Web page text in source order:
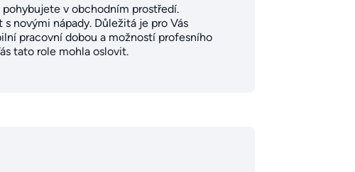
v obchodním prostředí.
novými nápady. Důležitá je pro Vás
pracovní dobou a možností profesního
tato role mohla oslovit.